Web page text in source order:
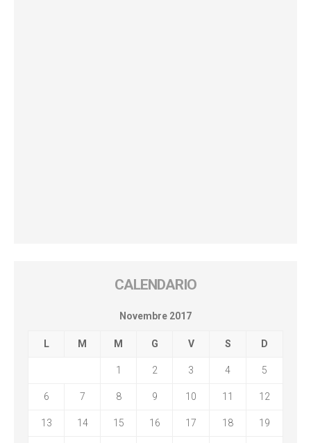
CALENDARIO
Novembre 2017
L M M G V S D
1 2 3 4 5
6 7 8 9 10 11 12
13 14 15 16 17 18 19